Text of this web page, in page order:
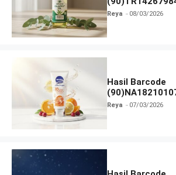
dan Izin BPOM
Reya 08/03/2026
Hasil Barcode
dan Izin BPOM
Reya 07/03/2026